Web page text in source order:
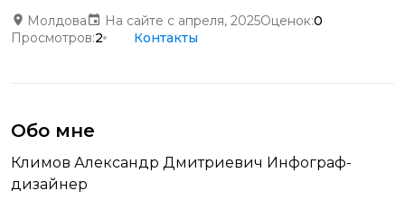
Молдова
На сайте с апреля, 2025Оценок:0
Просмотров:2 Контакты
Обо мне
Климов Александр Дмитриевич Инфограф-
дизайнер